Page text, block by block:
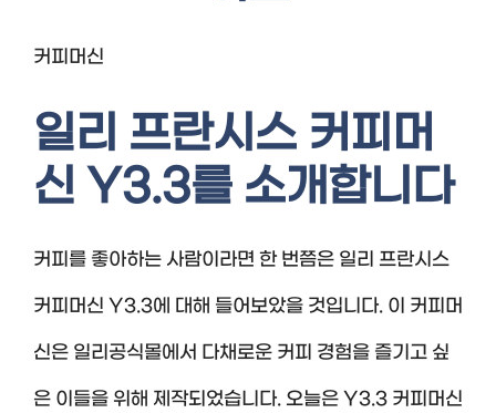
커피머신
일리 프란시스 커피머
신 Y3.3를 소개합니다
커피를 좋아하는 사람이라면 한 번쯤은 일리 프란시스
커피머신 Y3.3에 대해 들어보았을 것입니다. 이 커피머
신은 일리공식몰에서 다채로운 커피 경험을 즐기고 싶
은 이들을 위해 제작되었습니다. 오늘은 Y3.3 커피머신